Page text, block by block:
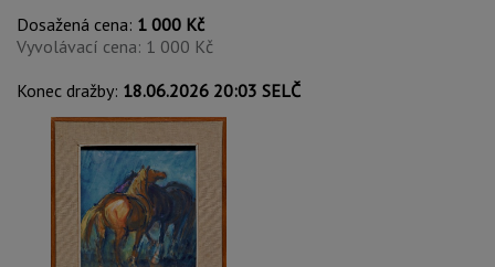
Dosažená cena: 1 000 Kč
Vyvolávací cena: 1 000 Kč
Konec dražby: 18.06.2026 20:03 SELČ